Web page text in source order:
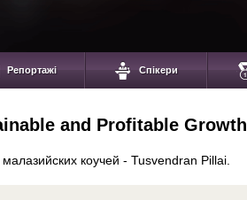
Репортажі Спікери
and Profitable Growth
коучей - Tusvendran Pillai.